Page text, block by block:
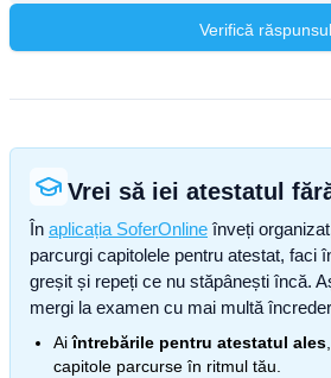
Verifică răspunsul
Vrei să iei atestatul
În aplicația SoferOnline înveți
parcurgi capitolele pentru atestat, faci
greșit și repeți ce nu stăpânești încă.
mergi la examen cu mai multă
Aiîntrebările pentru atestatul ales
capitole parcurse în ritmul tău.